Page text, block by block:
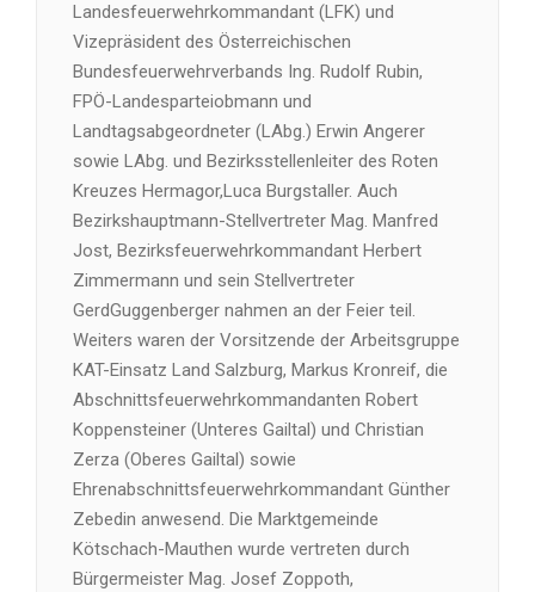
Landesfeuerwehrkommandant (LFK) und
Vizepräsident des Österreichischen
Bundesfeuerwehrverbands Ing. Rudolf Rubin,
FPÖ-Landesparteiobmann und
Landtagsabgeordneter (LAbg.) Erwin Angerer
sowie LAbg. und Bezirksstellenleiter des Roten
Kreuzes Hermagor,Luca Burgstaller. Auch
Bezirkshauptmann-Stellvertreter Mag. Manfred
Jost, Bezirksfeuerwehrkommandant Herbert
Zimmermann und sein Stellvertreter
GerdGuggenberger nahmen an der Feier teil.
Weiters waren der Vorsitzende der Arbeitsgruppe
KAT-Einsatz Land Salzburg, Markus Kronreif, die
Abschnittsfeuerwehrkommandanten Robert
Koppensteiner (Unteres Gailtal) und Christian
Zerza (Oberes Gailtal) sowie
Ehrenabschnittsfeuerwehrkommandant Günther
Zebedin anwesend. Die Marktgemeinde
Kötschach-Mauthen wurde vertreten durch
Bürgermeister Mag. Josef Zoppoth,